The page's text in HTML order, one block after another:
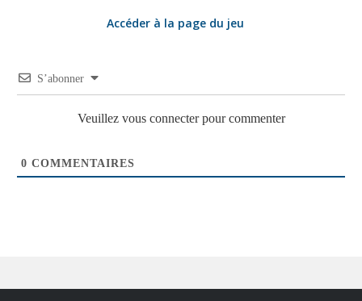
Accéder à la page du jeu
S’abonner
Veuillez vous connecter pour commenter
0 COMMENTAIRES